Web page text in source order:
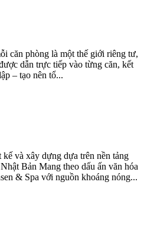
căn phòng là một thế giới riêng tư,
dẫn trực tiếp vào từng căn, kết
– tạo nên tổ...
và xây dựng dựa trên nền tảng
Bản Mang theo dấu ấn văn hóa
& Spa với nguồn khoáng nóng...